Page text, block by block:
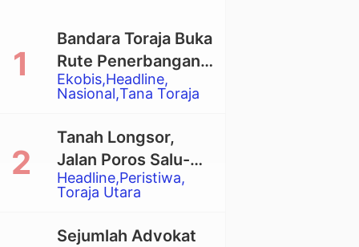
Ekobis Headline
Nasional Tana Toraja
Bandara Toraja Buka
Rute Penerbangan
Langsung Toraja-
Balikpapan
Headline Peristiwa
Toraja Utara
Tanah Longsor,
Jalan Poros Salu-
Dende’ Tertutup
Total
Sejumlah Advokat